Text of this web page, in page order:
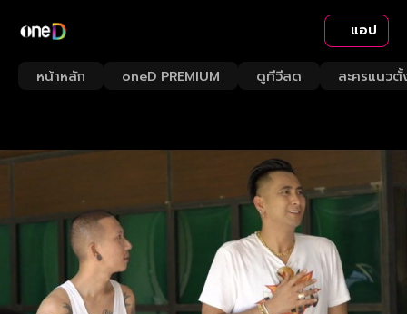
แอป
หน้าหลัก oneD PREMIUM ดูทีวีสด ละครแนวตั้